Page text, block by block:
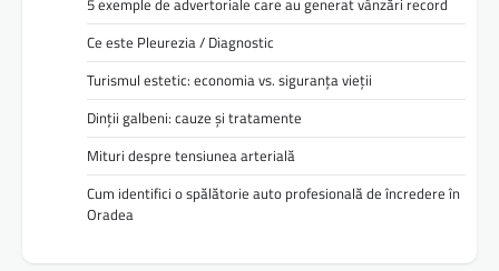
Ce este Pleurezia / Diagnostic
Turismul estetic: economia vs. siguranța vieții
Dinții galbeni: cauze și tratamente
Mituri despre tensiunea arterială
Cum identifici o spălătorie auto profesională de încredere în
Oradea